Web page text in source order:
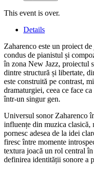
This event is over.
Details
Zaharenco este un proiect
condus de pianistul și
în zona New Jazz, proiectul
dintre structură și libertate,
este construită pe contrast,
dramaturgiei, ceea ce face
într-un singur gen.
Universul sonor Zaharenco
influențe din muzica
pornesc adesea de la idei
firesc între momente
textura joacă un rol central
definirea identității sonore a